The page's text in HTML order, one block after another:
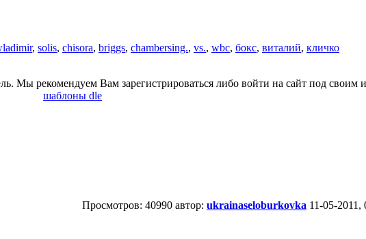
, solis, chisora, briggs, chambersing., vs., wbc, бокс, виталий, кличко
Мы рекомендуем Вам зарегистрироваться либо войти на сайт под своим
шаблоны dle
Просмотров: 40990 автор: ukrainaseloburkovka 11-05-2011,